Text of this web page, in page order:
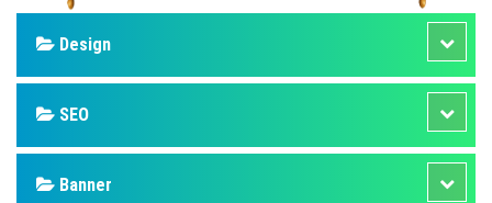
Design
SEO
Banner